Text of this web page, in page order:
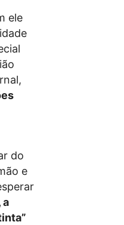
ele
do
e
a